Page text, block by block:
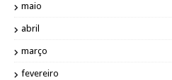
maio
abril
março
fevereiro